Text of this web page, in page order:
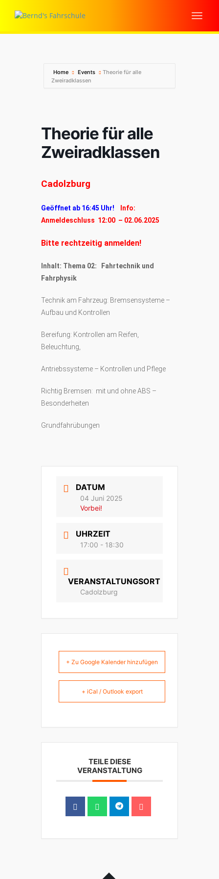
Home Events
Theorie für alle
Zweiradklassen
Theorie für alle
Zweiradklassen
Cadolzburg
Geöffnet ab 16:45 Uhr!
Info:
Anmeldeschluss 12:00 – 02.06.2025
Bitte rechtzeitig anmelden!
Inhalt: Thema 02: Fahrtechnik und
Fahrphysik
Technik am Fahrzeug: Bremsensysteme –
Aufbau und Kontrollen
Bereifung: Kontrollen am Reifen,
Beleuchtung,
Antriebssysteme – Kontrollen und Pflege
Richtig Bremsen: mit und ohne ABS –
Besonderheiten
Grundfahrübungen
DATUM
04 Juni 2025
Vorbei!
UHRZEIT
17:00 - 18:30
VERANSTALTUNGSORT
Cadolzburg
+ Zu Google Kalender hinzufügen
+ iCal / Outlook export
TEILE DIESE
VERANSTALTUNG